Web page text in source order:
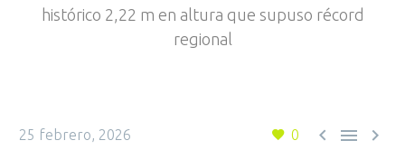
histórico 2,22 m en altura que supuso récord
regional
0   
25 febrero, 2026